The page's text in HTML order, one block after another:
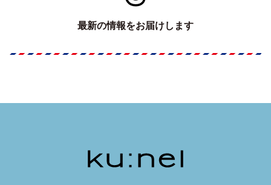
最新の情報をお届けします